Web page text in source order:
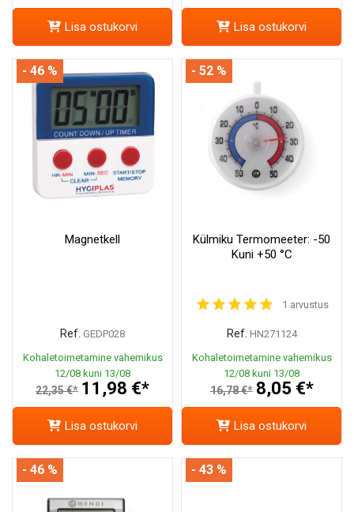
Lisa ostukorvi Lisa ostukorvi
Magnetkell
Ref. GEDP028
Kohaletoimetamine vahemikus
12/08 kuni 13/08
22,35 €* 11,98 €*
- 46 %
Lisa ostukorvi
Külmiku Termomeeter: -50
Kuni +50 °C
1 arvustus
Ref. HN271124
Kohaletoimetamine vahemikus
12/08 kuni 13/08
16,78 €* 8,05 €*
- 52 %
Lisa ostukorvi
- 46 % - 43 %